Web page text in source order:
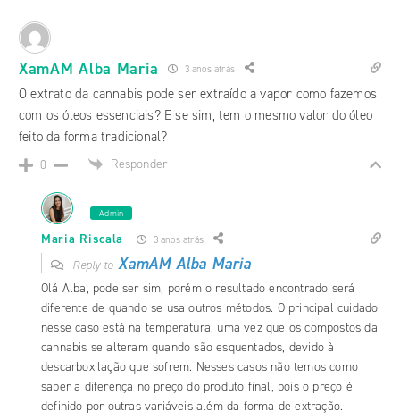
XamAM Alba Maria 3 anos atrás
O extrato da cannabis pode ser extraído a vapor como fazemos
com os óleos essenciais? E se sim, tem o mesmo valor do óleo
feito da forma tradicional?
0 Responder
Admin
Maria Riscala 3 anos atrás
Reply toXamAM Alba Maria
Olá Alba, pode ser sim, porém o resultado encontrado será
diferente de quando se usa outros métodos. O principal cuidado
nesse caso está na temperatura, uma vez que os compostos da
cannabis se alteram quando são esquentados, devido à
descarboxilação que sofrem. Nesses casos não temos como
saber a diferença no preço do produto final, pois o preço é
definido por outras variáveis além da forma de extração.